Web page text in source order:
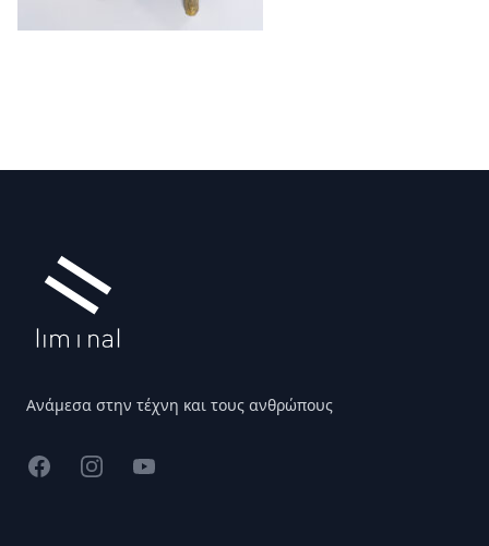
Ανάμεσα στην τέχνη και τους ανθρώπους
FacebookInstagramYouTube